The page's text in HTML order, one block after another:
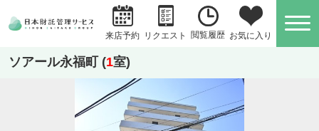
来店予約 リクエスト 閲覧履歴 お気に入り
ソアール永福町 (1室)